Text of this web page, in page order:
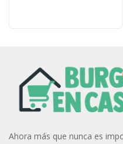
Ahora más que nunca es